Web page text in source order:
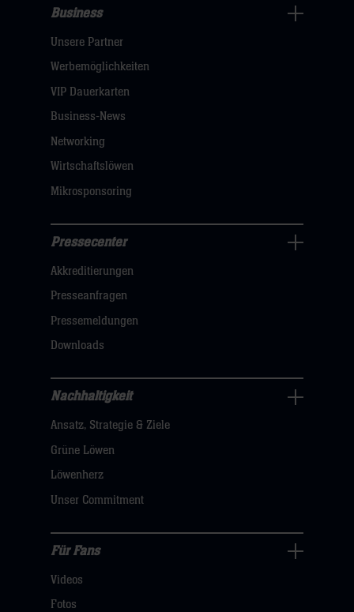
Navigation
öffnen,
dann
klicken
Business
Unsere Partner
Werbemöglichkeiten
VIP Dauerkarten
Business-News
Networking
Wirtschaftslöwen
Mikrosponsoring
Navigation
öffnen,
dann
klicken
hier
Pressecenter
Akkreditierungen
Presseanfragen
Pressemeldungen
Downloads
Nachhaltigkeit
Navigation
öffnen,
dann
hier
Nachhaltigkeit
Ansatz, Strategie & Ziele
Grüne Löwen
Löwenherz
Unser Commitment
Fans
Navigation
Für Fans
Videos
Fotos